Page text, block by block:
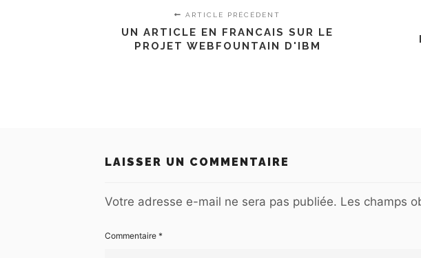
ARTICLE PRÉCÉDENT
UN ARTICLE EN FRANCAIS SUR LE
PROJET WEBFOUNTAIN D'IBM
LAISSER UN COMMENTAIRE
Votre adresse e-mail ne sera pas publiée. Les champs
Commentaire *